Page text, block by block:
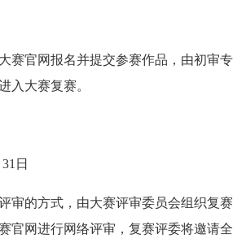
赛官网报名并提交参赛作品，由初审专
入大赛复赛。
日
审的方式，由大赛评审委员会组织复赛
官网进行网络评审，复赛评委将邀请全